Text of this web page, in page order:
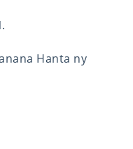
.
Hanta ny